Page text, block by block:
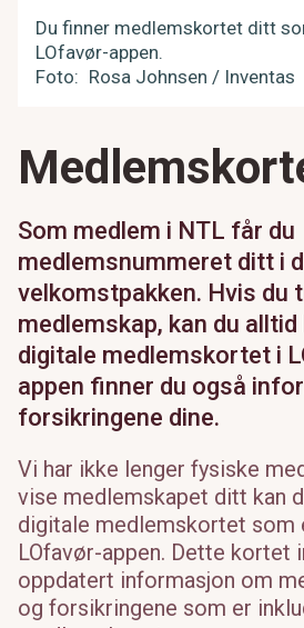
Du finner medlemskortet ditt
LOfavør-appen.
Foto
Rosa Johnsen / Inventas
Som medlem i NTL får du
medlemsnummeret ditt i
velkomstpakken. Hvis du
medlemskap, kan du
digitale medlemskortet i
appen finner du også
forsikringene dine.
Vi har ikke lenger fysiske
vise medlemskapet ditt kan
digitale medlemskortet som
LOfavør-appen. Dette kortet
oppdatert informasjon om
og forsikringene som er